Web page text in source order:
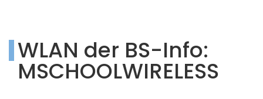
WLAN der BS-Info:
MSCHOOLWIRELESS